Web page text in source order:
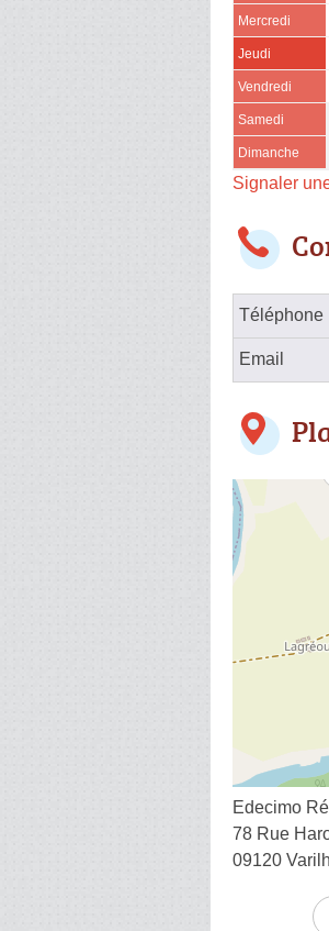
Mercredi
Jeudi
Vendredi
Samedi
Dimanche
Signaler
Téléphone
Email
Edecimo
78 Rue
09120